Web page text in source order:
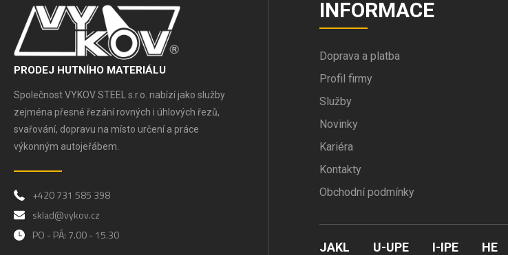
PRODEJ HUTNÍHO MATERIÁLU
Společnost VYKOV STEEL s.r.o. nabízí jako služby
zejména přesné řezání rovných i úhlových řezů,
svařování, dopravu na místo určení a práce
výkonným autojeřábem.
+420 731 585 398
sklad@vykov.cz
PO - PÁ: 7.00 - 15.30
INFORMACE
Doprava a platba
Profil firmy
Služby
Novinky
Kariéra
Kontakty
Obchodní podmínky
JAKL U-UPE I-IPE HE